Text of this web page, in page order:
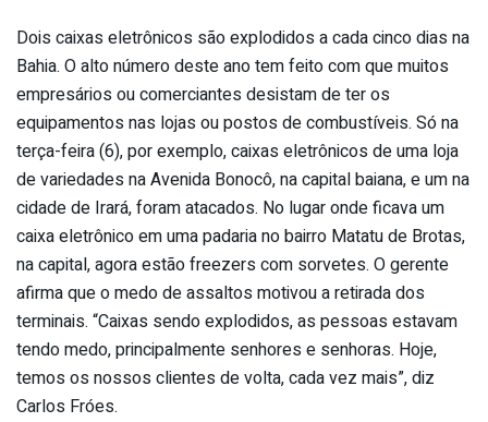
Dois caixas eletrônicos são explodidos a cada cinco dias na
Bahia. O alto número deste ano tem feito com que muitos
empresários ou comerciantes desistam de ter os
equipamentos nas lojas ou postos de combustíveis. Só na
terça-feira (6), por exemplo, caixas eletrônicos de uma loja
de variedades na Avenida Bonocô, na capital baiana, e um na
cidade de Irará, foram atacados. No lugar onde ficava um
caixa eletrônico em uma padaria no bairro Matatu de Brotas,
na capital, agora estão freezers com sorvetes. O gerente
afirma que o medo de assaltos motivou a retirada dos
terminais. “Caixas sendo explodidos, as pessoas estavam
tendo medo, principalmente senhores e senhoras. Hoje,
temos os nossos clientes de volta, cada vez mais”, diz
Carlos Fróes.